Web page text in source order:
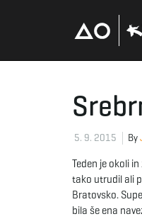
5. 9. 2015 By
Teden je okoli
tako utrudil ali
Bratovsko.
bila še ena